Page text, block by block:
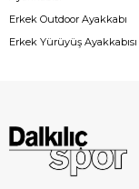
Erkek Outdoor Ayakkabı
Erkek Yürüyüş Ayakkabısı